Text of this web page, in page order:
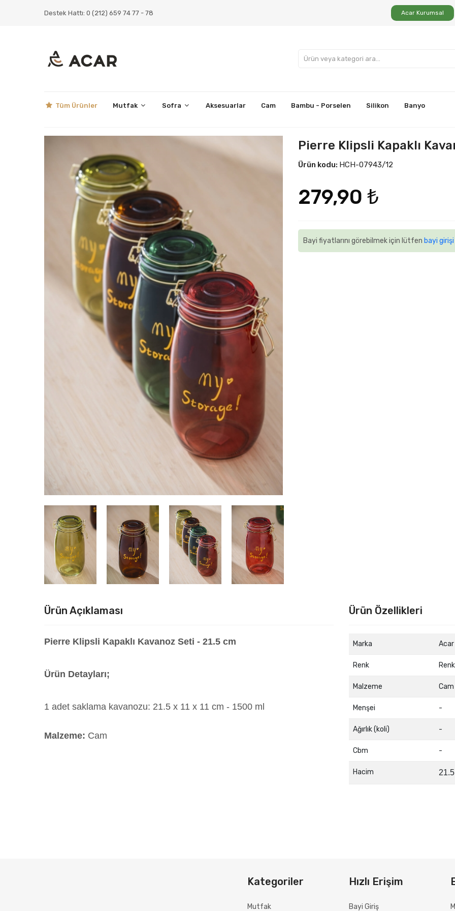
Destek Hattı: 0 (212) 659 74 77 - 78 Acar Kurumsal
Tüm Ürünler Mutfak Sofra Aksesuarlar Cam Bambu - Porselen Silikon Banyo
Pierre Klipsli Kapaklı
Ürün kodu: HCH-07943/12
279,90 ₺
Bayi fiyatlarını görebilmek için lütfen bayi girişi
Ürün Açıklaması
Pierre Klipsli Kapaklı Kavanoz Seti - 21.5 cm
Ürün Detayları;
1 adet saklama kavanozu: 21.5 x 11 x 11 cm - 1500 ml
Malzeme: Cam
Ürün Özellikleri
Marka Acar
Renk
Malzeme Cam
Menşei -
Ağırlık (koli) -
Cbm -
Hacim
Kategoriler
Mutfak
Hızlı Erişim
Bayi Giriş